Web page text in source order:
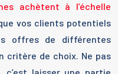
achètent à l’échelle
vos clients potentiels
offres de différentes
critère de choix. Ne pas